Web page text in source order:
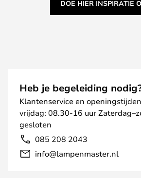
DOE HIER INSPIRATIE
Heb je begeleiding
Klantenservice en
vrijdag: 08.30-16 uur
gesloten
085 208 2043
info@lampenmaster.nl